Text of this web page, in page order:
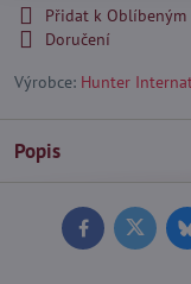
Přidat k Oblíbeným
Doručení
Výrobce: Hunter
Popis
FacebookTwitter